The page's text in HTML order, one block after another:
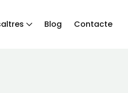
Blog Contacte